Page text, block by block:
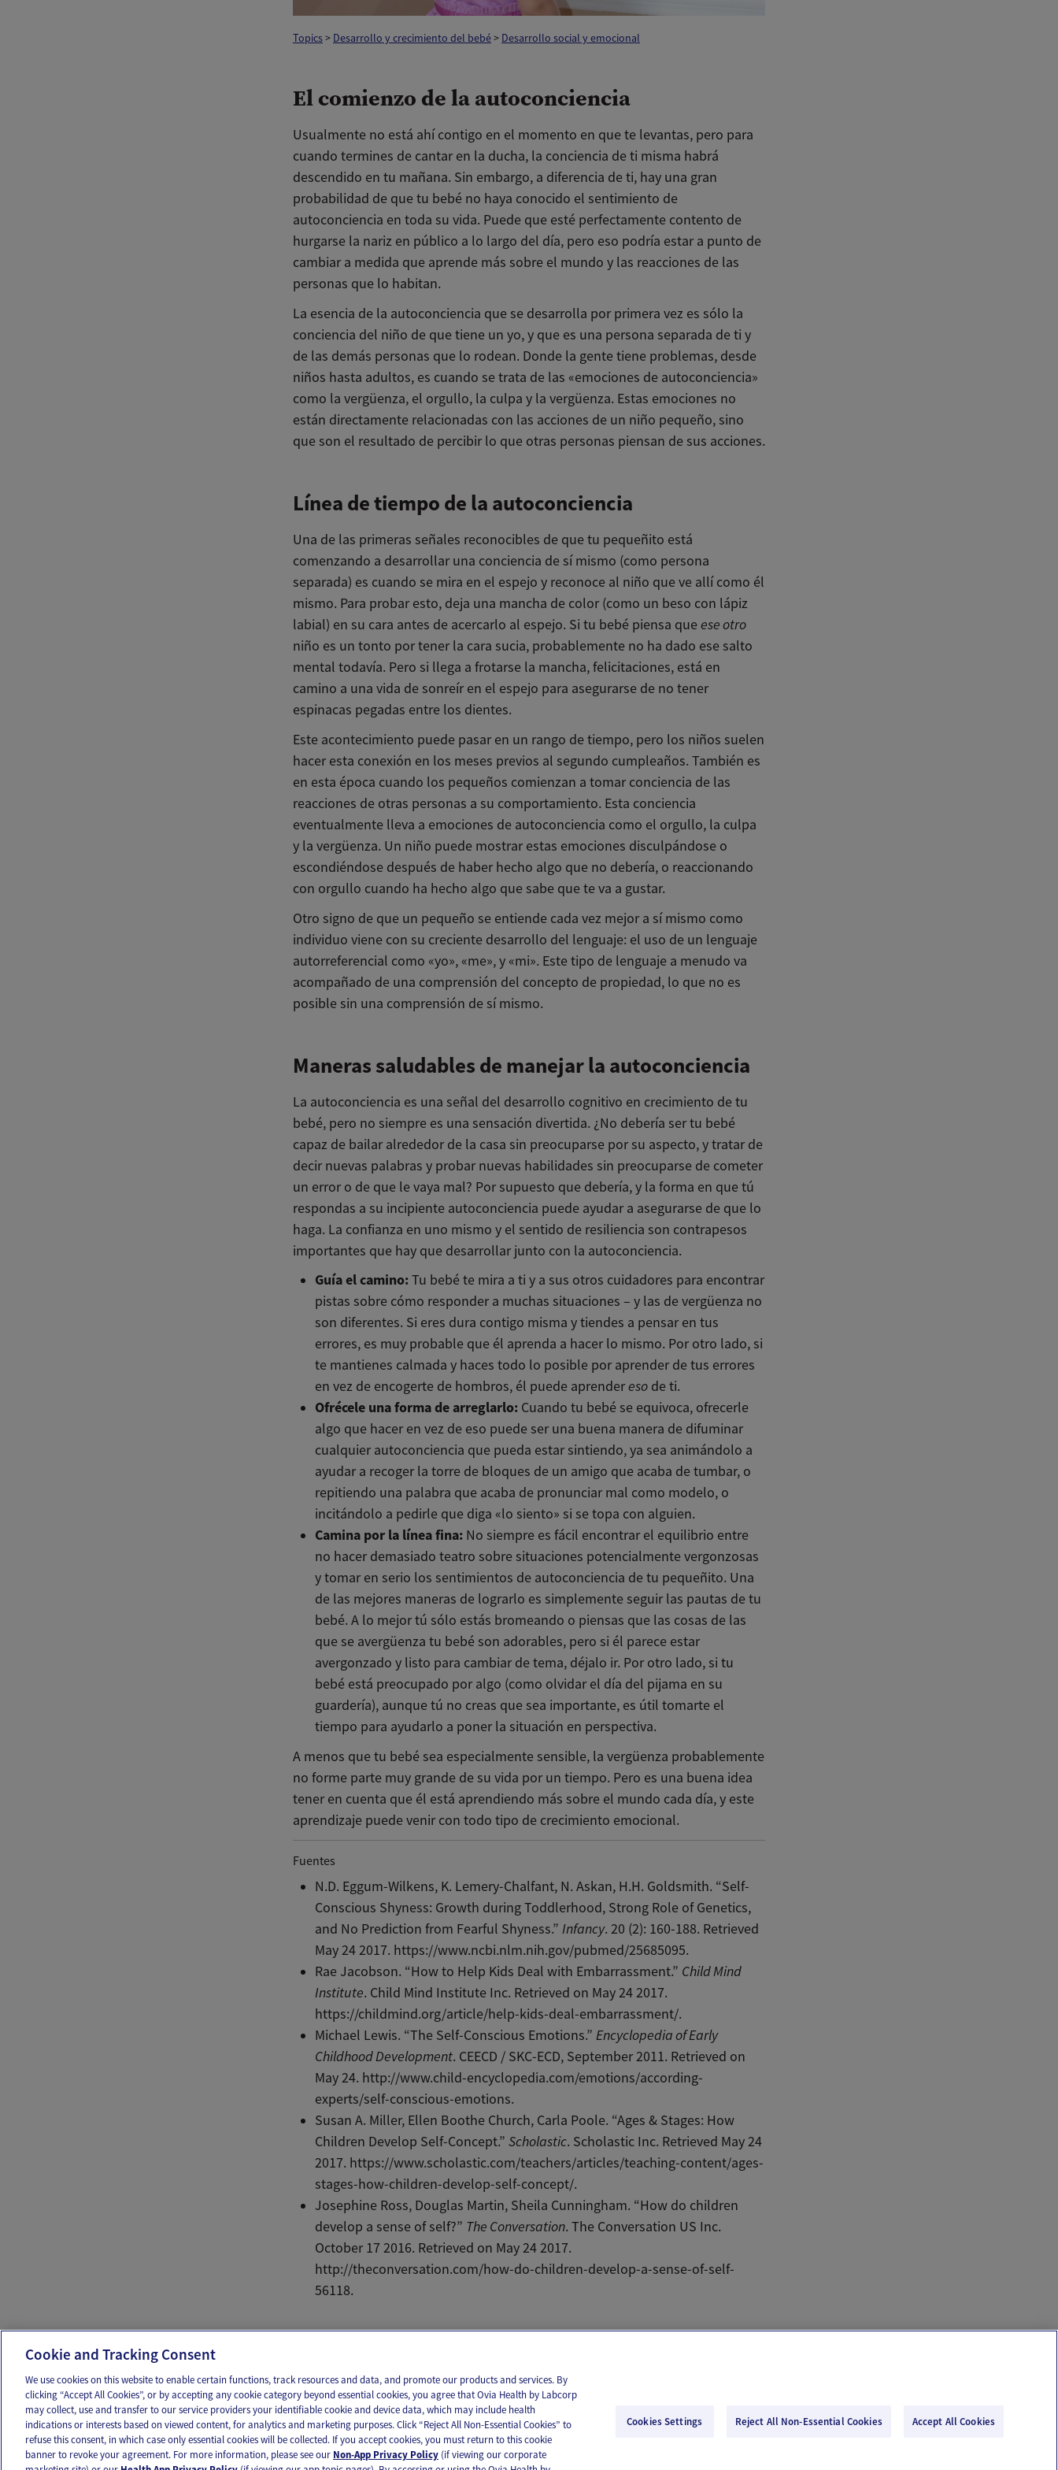
Topics> Desarrollo y crecimiento del bebé> Desarrollo social y emocional
El comienzo de la autoconciencia
Usualmente no está ahí contigo en el momento en que te levantas, pero para
cuando termines de cantar en la ducha, la conciencia de ti misma habrá
descendido en tu mañana. Sin embargo, a diferencia de ti, hay una gran
probabilidad de que tu bebé no haya conocido el sentimiento de
autoconciencia en toda su vida. Puede que esté perfectamente contento de
hurgarse la nariz en público a lo largo del día, pero eso podría estar a punto de
cambiar a medida que aprende más sobre el mundo y las reacciones de las
personas que lo habitan.
La esencia de la autoconciencia que se desarrolla por primera vez es sólo la
conciencia del niño de que tiene un yo, y que es una persona separada de ti y
de las demás personas que lo rodean. Donde la gente tiene problemas, desde
niños hasta adultos, es cuando se trata de las «emociones de autoconciencia»
como la vergüenza, el orgullo, la culpa y la vergüenza. Estas emociones no
están directamente relacionadas con las acciones de un niño pequeño, sino
que son el resultado de percibir lo que otras personas piensan de sus acciones.
Línea de tiempo de la autoconciencia
Una de las primeras señales reconocibles de que tu pequeñito está
comenzando a desarrollar una conciencia de sí mismo (como persona
separada) es cuando se mira en el espejo y reconoce al niño que ve allí como él
mismo. Para probar esto, deja una mancha de color (como un beso con lápiz
labial) en su cara antes de acercarlo al espejo. Si tu bebé piensa queese otro
niño es un tonto por tener la cara sucia, probablemente no ha dado ese salto
mental todavía. Pero si llega a frotarse la mancha, felicitaciones, está en
camino a una vida de sonreír en el espejo para asegurarse de no tener
espinacas pegadas entre los dientes.
Este acontecimiento puede pasar en un rango de tiempo, pero los niños suelen
hacer esta conexión en los meses previos al segundo cumpleaños. También es
en esta época cuando los pequeños comienzan a tomar conciencia de las
reacciones de otras personas a su comportamiento. Esta conciencia
eventualmente lleva a emociones de autoconciencia como el orgullo, la culpa
y la vergüenza. Un niño puede mostrar estas emociones disculpándose o
escondiéndose después de haber hecho algo que no debería, o reaccionando
con orgullo cuando ha hecho algo que sabe que te va a gustar.
Otro signo de que un pequeño se entiende cada vez mejor a sí mismo como
individuo viene con su creciente desarrollo del lenguaje: el uso de un lenguaje
autorreferencial como «yo», «me», y «mi». Este tipo de lenguaje a menudo va
acompañado de una comprensión del concepto de propiedad, lo que no es
posible sin una comprensión de sí mismo.
Maneras saludables de manejar la autoconciencia
La autoconciencia es una señal del desarrollo cognitivo en crecimiento de tu
bebé, pero no siempre es una sensación divertida. ¿No debería ser tu bebé
capaz de bailar alrededor de la casa sin preocuparse por su aspecto, y tratar de
decir nuevas palabras y probar nuevas habilidades sin preocuparse de cometer
un error o de que le vaya mal? Por supuesto que debería, y la forma en que tú
respondas a su incipiente autoconciencia puede ayudar a asegurarse de que lo
haga. La confianza en uno mismo y el sentido de resiliencia son contrapesos
importantes que hay que desarrollar junto con la autoconciencia.
Guía el camino: Tu bebé te mira a ti y a sus otros cuidadores para encontrar
pistas sobre cómo responder a muchas situaciones – y las de vergüenza no
son diferentes. Si eres dura contigo misma y tiendes a pensar en tus
errores, es muy probable que él aprenda a hacer lo mismo. Por otro lado, si
te mantienes calmada y haces todo lo posible por aprender de tus errores
en vez de encogerte de hombros, él puede aprendereso de ti.
Ofrécele una forma de arreglarlo: Cuando tu bebé se equivoca, ofrecerle
algo que hacer en vez de eso puede ser una buena manera de difuminar
cualquier autoconciencia que pueda estar sintiendo, ya sea animándolo a
ayudar a recoger la torre de bloques de un amigo que acaba de tumbar, o
repitiendo una palabra que acaba de pronunciar mal como modelo, o
incitándolo a pedirle que diga «lo siento» si se topa con alguien.
Camina por la línea fina: No siempre es fácil encontrar el equilibrio entre
no hacer demasiado teatro sobre situaciones potencialmente vergonzosas
y tomar en serio los sentimientos de autoconciencia de tu pequeñito. Una
de las mejores maneras de lograrlo es simplemente seguir las pautas de tu
bebé. A lo mejor tú sólo estás bromeando o piensas que las cosas de las
que se avergüenza tu bebé son adorables, pero si él parece estar
avergonzado y listo para cambiar de tema, déjalo ir. Por otro lado, si tu
bebé está preocupado por algo (como olvidar el día del pijama en su
guardería), aunque tú no creas que sea importante, es útil tomarte el
tiempo para ayudarlo a poner la situación en perspectiva.
A menos que tu bebé sea especialmente sensible, la vergüenza probablemente
no forme parte muy grande de su vida por un tiempo. Pero es una buena idea
tener en cuenta que él está aprendiendo más sobre el mundo cada día, y este
aprendizaje puede venir con todo tipo de crecimiento emocional.
Fuentes
N.D. Eggum-Wilkens, K. Lemery-Chalfant, N. Askan, H.H. Goldsmith. “Self-
Conscious Shyness: Growth during Toddlerhood, Strong Role of Genetics,
and No Prediction from Fearful Shyness.”Infancy. 20 (2): 160-188. Retrieved
May 24 2017. https://www.ncbi.nlm.nih.gov/pubmed/25685095.
Rae Jacobson. “How to Help Kids Deal with Embarrassment.” Child Mind
Institute. Child Mind Institute Inc. Retrieved on May 24 2017.
https://childmind.org/article/help-kids-deal-embarrassment/.
Michael Lewis. “The Self-Conscious Emotions.”Encyclopedia of Early
Childhood Development. CEECD / SKC-ECD, September 2011. Retrieved on
May 24. http://www.child-encyclopedia.com/emotions/according-
experts/self-conscious-emotions.
Susan A. Miller, Ellen Boothe Church, Carla Poole. “Ages & Stages: How
Children Develop Self-Concept.”Scholastic. Scholastic Inc. Retrieved May 24
2017. https://www.scholastic.com/teachers/articles/teaching-content/ages-
stages-how-children-develop-self-concept/.
Josephine Ross, Douglas Martin, Sheila Cunningham. “How do children
develop a sense of self?” The Conversation. The Conversation US Inc.
October 17 2016. Retrieved on May 24 2017.
http://theconversation.com/how-do-children-develop-a-sense-of-self-
56118.
OUR APPS FOLLOW US
Cookie and Tracking Consent
We use cookies on this website to enable certain functions, track resources and data, and promote our products and services. By
clicking “Accept All Cookies”, or by accepting any cookie category beyond essential cookies, you agree that Ovia Health by Labcorp
may collect, use and transfer to our service providers your identifiable cookie and device data, which may include health
indications or interests based on viewed content, for analytics and marketing purposes. Click “Reject All Non-Essential Cookies” to
refuse this consent, in which case only essential cookies will be collected. If you accept cookies, you must return to this cookie
banner to revoke your agreement. For more information, please see our Non-App Privacy Policy (if viewing our corporate
Cookies Settings Reject All Non-Essential Cookies Accept All Cookies